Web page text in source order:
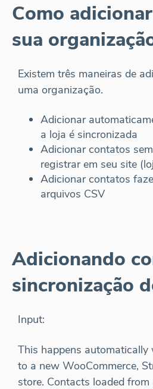
Como
sua
Existem três maneiras de
uma organização.
Adicionar
a loja é sincronizada
Adicionar contatos
registrar em seu site
Adicionar contatos
arquivos CSV
Adicionando
sincronização
Input:
This happens automatically
to a new WooCommerce,
store. Contacts loaded